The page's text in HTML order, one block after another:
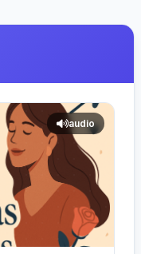
audio